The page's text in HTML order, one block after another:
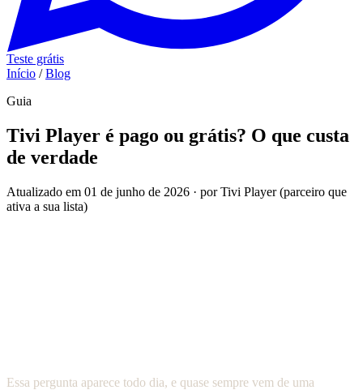
Teste grátis
Início / Blog
Guia
Tivi Player é pago ou grátis? O que custa
de verdade
Atualizado em 01 de junho de 2026 · por Tivi Player (parceiro que
ativa a sua lista)
Essa pergunta aparece todo dia, e quase sempre vem de uma